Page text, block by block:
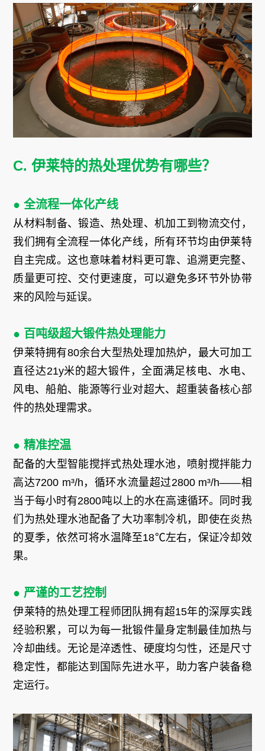
C. 伊莱特的热处理优势有哪些？
● 全流程一体化产线
从材料制备、锻造、热处理、机加工到物流交付，
我们拥有全流程一体化产线，所有环节均由伊莱特
自主完成。这也意味着材料更可靠、追溯更完整、
质量更可控、交付更速度，可以避免多环节外协带
来的风险与延误。
● 百吨级超大锻件热处理能力
伊莱特拥有80余台大型热处理加热炉，最大可加工
直径达21y米的超大锻件，全面满足核电、水电、
风电、船舶、能源等行业对超大、超重装备核心部
件的热处理需求。
● 精准控温
配备的大型智能搅拌式热处理水池，喷射搅拌能力
高达7200 m³/h，循环水流量超过2800 m³/h——相
当于每小时有2800吨以上的水在高速循环。同时我
们为热处理水池配备了大功率制冷机，即使在炎热
的夏季，依然可将水温降至18℃左右，保证冷却效
果。
● 严谨的工艺控制
伊莱特的热处理工程师团队拥有超15年的深厚实践
经验积累，可以为每一批锻件量身定制最佳加热与
冷却曲线。无论是淬透性、硬度均匀性，还是尺寸
稳定性，都能达到国际先进水平，助力客户装备稳
定运行。